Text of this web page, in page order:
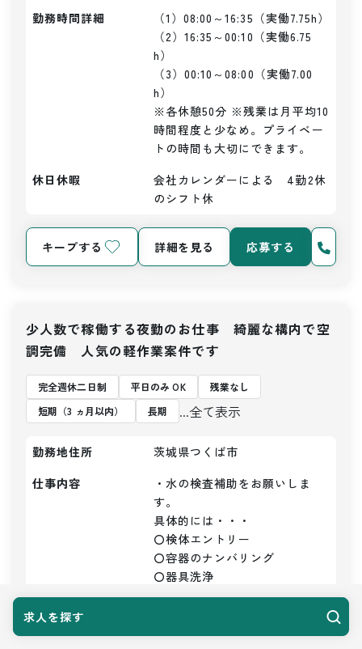
求人を探す
勤務時間詳細
（1）08:00～16:35（実働7.75h）
（2）16:35～00:10（実働6.75
h）
（3）00:10～08:00（実働7.00
h）
※各休憩50分 ※残業は月平均10
時間程度と少なめ。プライベー
トの時間も大切にできます。
休日休暇
会社カレンダーによる　4勤2休
のシフト休
キープする 詳細を見る 応募する
少人数で稼働する夜勤のお仕事 綺麗な構内で空
調完備 人気の軽作業案件です
完全週休二日制 平日のみ OK
残業なし
短期（3 ヵ月以内）
長期 ...全て表示
勤務地住所
茨城県つくば市
仕事内容
・水の検査補助をお願いしま
す。
具体的には・・・
〇検体エントリー
〇容器のナンバリング
〇器具洗浄
〇かたずけ